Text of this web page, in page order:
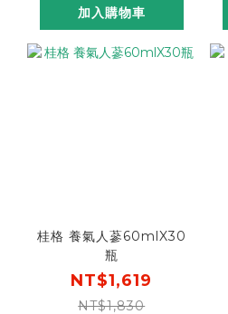
加入購物車
桂格 養氣人蔘60mlX30
瓶
NT$1,619
NT$1,830